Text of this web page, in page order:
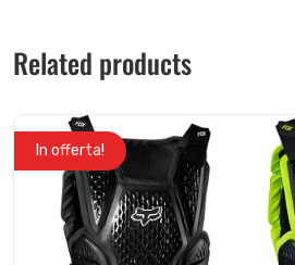
Related products
In offerta!